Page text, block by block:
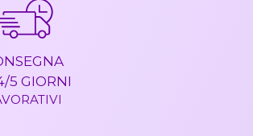
5 GIORNI